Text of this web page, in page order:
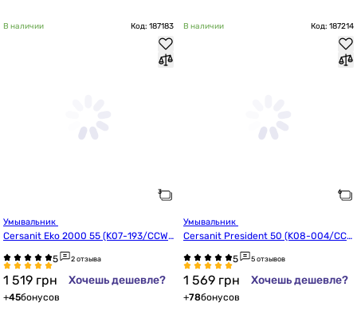
В наличии Код: 187183
Cersanit Eko 2000 55 (K07-193/CCWS
1000148071)
2 отзыва
1 519 грн Хочешь дешевле?
+45бонусов
В наличии Код: 187214
Cersanit President 50 (K08-004/CC
WS1000398071)
5 отзывов
1 569 грн Хочешь дешевле?
+78бонусов